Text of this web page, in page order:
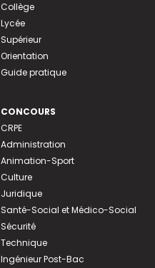
Collège
Lycée
Supérieur
Orientation
Guide pratique
CONCOURS
CRPE
Administration
Animation-Sport
Culture
Juridique
Santé-Social et Médico-Social
Sécurité
Technique
Ingénieur Post-Bac